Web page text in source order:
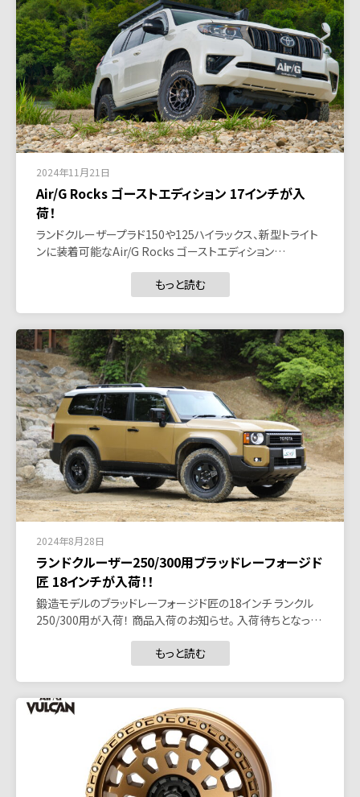
2024年11月21日
Air/G Rocks ゴーストエディション 17インチが入
荷！
ランドクルーザープラド150や125ハイラックス、新型トライト
ンに装着可能なAir/G Rocks ゴーストエディション…
もっと読む
2024年8月28日
ランドクルーザー250/300用ブラッドレーフォージド
匠 18インチが入荷！！
鍛造モデルのブラッドレーフォージド匠の18インチ ランクル
250/300用が入荷！ 商品入荷のお知らせ。 入荷待ちとなっ…
もっと読む